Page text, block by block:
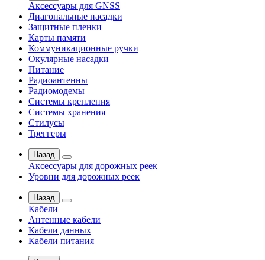
Аксессуары для GNSS
Диагональные насадки
Защитные пленки
Карты памяти
Коммуникационные ручки
Окулярные насадки
Питание
Радиоантенны
Радиомодемы
Системы крепления
Системы хранения
Стилусы
Треггеры
Назад
Аксессуары для дорожных реек
Уровни для дорожных реек
Назад
Кабели
Антенные кабели
Кабели данных
Кабели питания